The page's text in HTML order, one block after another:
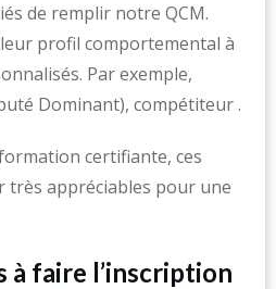
de remplir notre QCM.
profil comportemental à
Par exemple,
Dominant), compétiteur .
certifiante, ces
très appréciables pour une
à faire l’inscription